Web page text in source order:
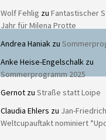
Wolf Fehlig zu Fantastischer
Jahr für Milena Protte
Andrea Haniak zu
Anke Heise-Engelschalk zu
Sommerprogramm 2025
Gernot zu Straße statt Loipe
Claudia Ehlers zu Jan-
Weltcupauftakt nominiert